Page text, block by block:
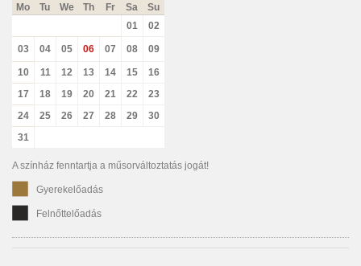
Mo Tu We Th Fr Sa
Su
01
02
03 04 05 06 07 08 09
10 11 12 13 14 15
16
17
18 19 20 21 22
23
24
25 26 27 28 29
30
31
A színház fenntartja a műsorváltoztatás jogát!
Gyerekelőadás
Felnőttelőadás